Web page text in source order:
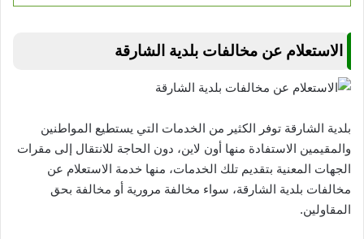
الاستعلام عن مخالفات بلدية الشارقة
بلدية الشارقة توفر الكثير من الخدمات التي يستطيع المواطنين
والمقيمين الاستفادة منها أون لاين، دون الحاجة للانتقال إلى مقرات
الجهات المعنية بتقديم تلك الخدمات، منها خدمة الاستعلام عن
مخالفات بلدية الشارقة، سواء مخالفة مرورية أو مخالفة بحق
المقاولين.